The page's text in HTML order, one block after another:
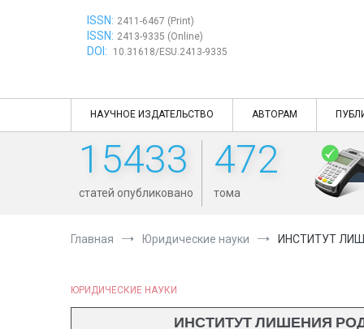
ISSN: 2411-6467 (Print)
ISSN: 2413-9335 (Online)
DOI: 10.31618/ESU.2413-9335
НАУЧНОЕ ИЗДАТЕЛЬСТВО АВТОРАМ
15433
статей опубликовано
472
тома
Главная Юридические науки ИНСТИТУТ
ЮРИДИЧЕСКИЕ НАУКИ
ИНСТИТУТ ЛИШЕНИЯ